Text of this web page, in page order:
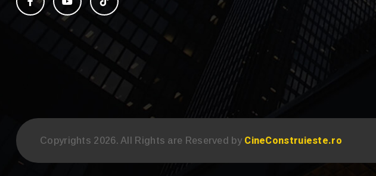
Copyrights 2026. All Rights are Reserved by CineConstruieste.ro